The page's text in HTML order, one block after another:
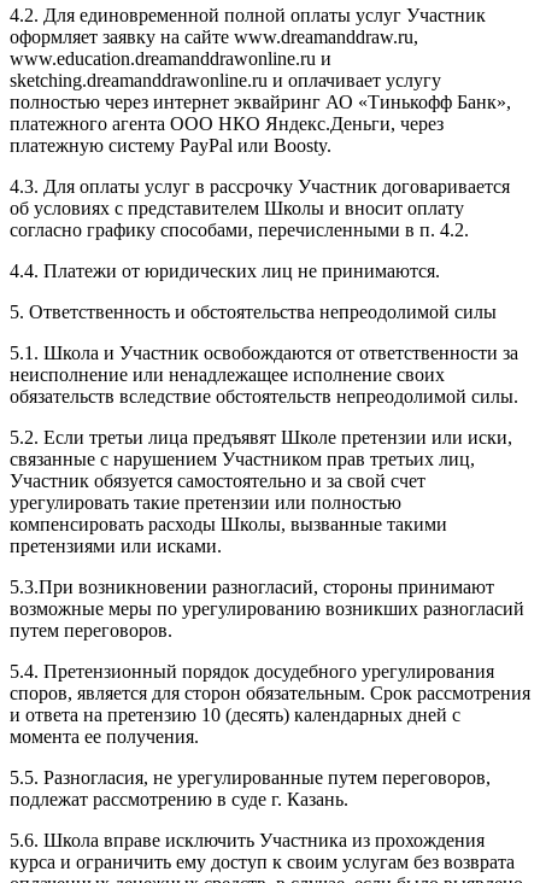
4.2. Для единовременной полной оплаты услуг Участник
оформляет заявку на сайте www.dreamanddraw.ru,
www.education.dreamanddrawonline.ru и
sketching.dreamanddrawonline.ru и оплачивает услугу
полностью через интернет эквайринг АО «Тинькофф Банк»,
платежного агента ООО НКО Яндекс.Деньги, через
платежную систему PayPal или Boosty.
4.3. Для оплаты услуг в рассрочку Участник договаривается
об условиях с представителем Школы и вносит оплату
согласно графику способами, перечисленными в п. 4.2.
4.4. Платежи от юридических лиц не принимаются.
5. Ответственность и обстоятельства непреодолимой силы
5.1. Школа и Участник освобождаются от ответственности за
неисполнение или ненадлежащее исполнение своих
обязательств вследствие обстоятельств непреодолимой силы.
5.2. Если третьи лица предъявят Школе претензии или иски,
связанные с нарушением Участником прав третьих лиц,
Участник обязуется самостоятельно и за свой счет
урегулировать такие претензии или полностью
компенсировать расходы Школы, вызванные такими
претензиями или исками.
5.3.При возникновении разногласий, стороны принимают
возможные меры по урегулированию возникших разногласий
путем переговоров.
5.4. Претензионный порядок досудебного урегулирования
споров, является для сторон обязательным. Срок рассмотрения
и ответа на претензию 10 (десять) календарных дней с
момента ее получения.
5.5. Разногласия, не урегулированные путем переговоров,
подлежат рассмотрению в суде г. Казань.
5.6. Школа вправе исключить Участника из прохождения
курса и ограничить ему доступ к своим услугам без возврата